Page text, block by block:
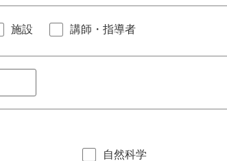
施設 講師・指導者
自然科学